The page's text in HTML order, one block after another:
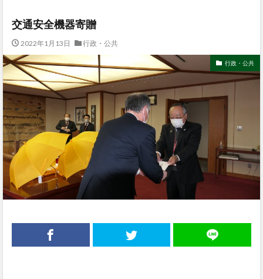
交通安全機器寄贈
2022年1月13日 行政・公共
行政・公共